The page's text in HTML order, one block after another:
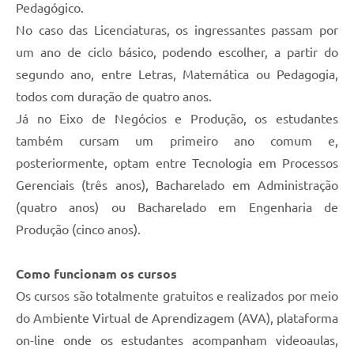
Pedagógico.
No caso das Licenciaturas, os ingressantes passam por
um ano de ciclo básico, podendo escolher, a partir do
segundo ano, entre Letras, Matemática ou Pedagogia,
todos com duração de quatro anos.
Já no Eixo de Negócios e Produção, os estudantes
também cursam um primeiro ano comum e,
posteriormente, optam entre Tecnologia em Processos
Gerenciais (três anos), Bacharelado em Administração
(quatro anos) ou Bacharelado em Engenharia de
Produção (cinco anos).
Como funcionam os cursos
Os cursos são totalmente gratuitos e realizados por meio
do Ambiente Virtual de Aprendizagem (AVA), plataforma
on-line onde os estudantes acompanham videoaulas,